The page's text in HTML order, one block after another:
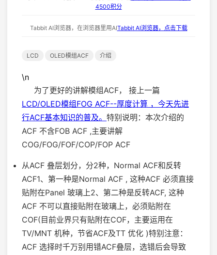
4500积分
Tabbit AI浏览器，在浏览器里用AITabbit AI浏览器，点击下载
LCD OLED模组ACF 介绍
\n
为了更好的讲解模组ACF， 接上一篇
LCD/OLED模组FOG ACF--厚度计算 ，今天先进
行ACF基本知识的普及。 特别说明：本次介绍的
ACF 不含FOB ACF ,主要讲解
COG/FOG/FOF/COP/FOP ACF
从ACF 叠层划分，分2种，Normal ACF和反转
ACF1、第一种是Normal ACF , 这种ACF 必须直接
贴附在Panel 玻璃上2、第二种是反转ACF, 这种
ACF 不可以直接贴附在玻璃上，必须贴附在
COF(目前业界只有贴附在COF，主要运用在
TV/MNT 机种，节省ACF及TT 优化 )特别注意：
ACF 选择时千万别用错ACF叠层，选错后会导致